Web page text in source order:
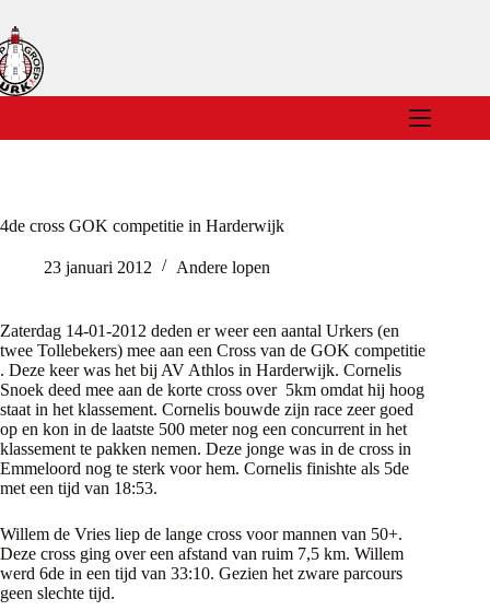
naar
de
inhoud
4de cross GOK competitie in Harderwijk
23 januari 2012 Andere lopen
Zaterdag 14-01-2012 deden er weer een aantal Urkers (en
twee Tollebekers) mee aan een Cross van de GOK competitie
. Deze keer was het bij AV Athlos in Harderwijk. Cornelis
Snoek deed mee aan de korte cross over 5km omdat hij hoog
staat in het klassement. Cornelis bouwde zijn race zeer goed
op en kon in de laatste 500 meter nog een concurrent in het
klassement te pakken nemen. Deze jonge was in de cross in
Emmeloord nog te sterk voor hem. Cornelis finishte als 5de
met een tijd van 18:53.
Willem de Vries liep de lange cross voor mannen van 50+.
Deze cross ging over een afstand van ruim 7,5 km. Willem
werd 6de in een tijd van 33:10. Gezien het zware parcours
geen slechte tijd.